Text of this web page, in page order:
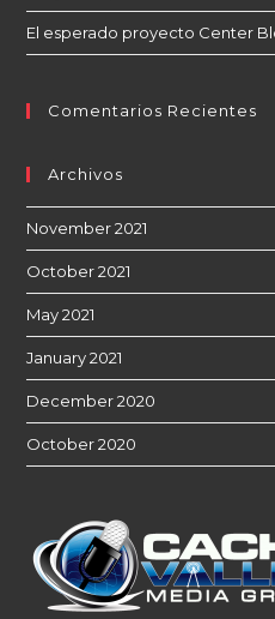
El esperado proyecto Center
Comentarios Recientes
Archivos
November 2021
October 2021
May 2021
January 2021
December 2020
October 2020